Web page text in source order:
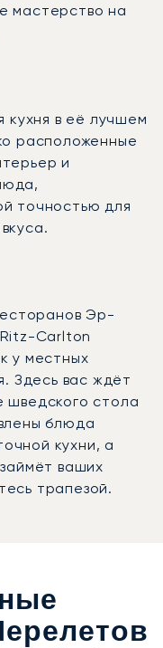
мастерство на
кухня в её лучшем
расположенные
и
точностью для
Эр-
Carlton
у местных
Здесь вас ждёт
шведского стола
блюда
кухни, а
ваших
трапезой.